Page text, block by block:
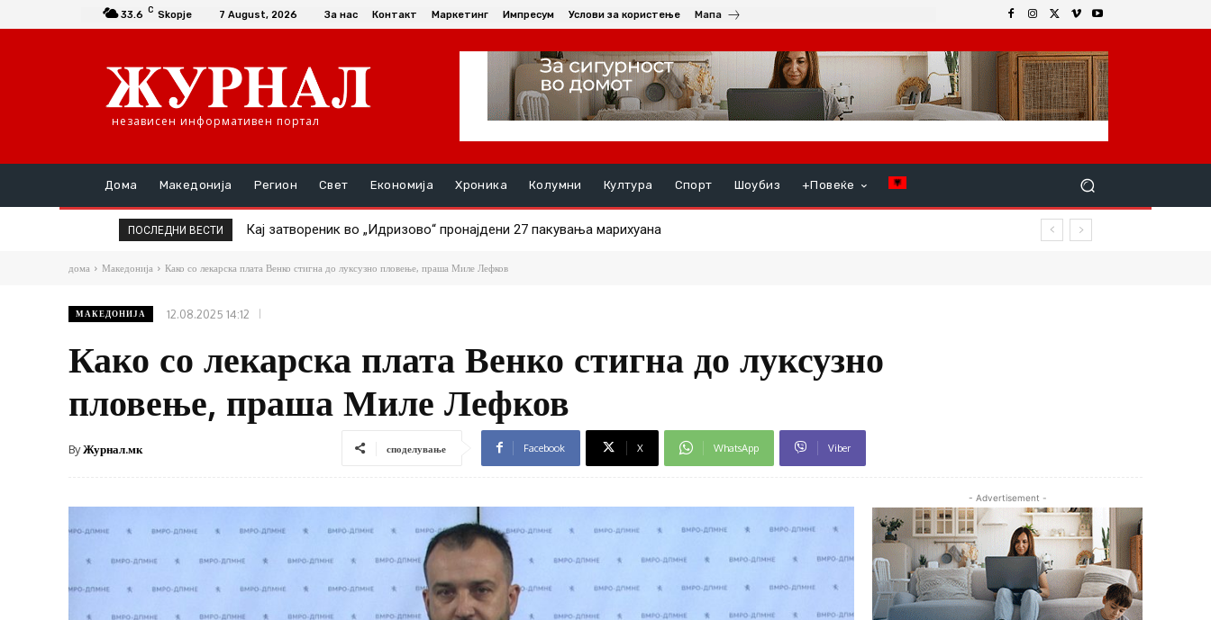
33.6 C Skopje 7 August, 2026 За нас Контакт Маркетинг Импресум Услови за користење Мапа
независен информативен портал
Дома Македонија Регион Свет Економија Хроника Колумни Култура Спорт Шоубиз +Повеќе
ПОСЛЕДНИ ВЕСТИ Кај затвореник во „Идризово“ пронајдени 27 пакувања марихуана
дома Македонија Како со лекарска плата Венко стигна до луксузно пловење, праша Миле Лефков
МАКЕДОНИЈА 12.08.2025 14:12
Како со лекарска плата Венко стигна до луксузно
пловење, праша Миле Лефков
ByЖурнал.мк споделување Facebook X WhatsApp Viber
- Advertisement -